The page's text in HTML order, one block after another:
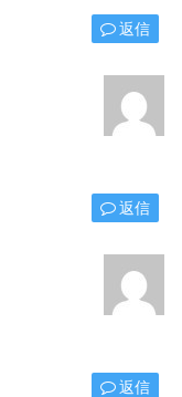
返信
返信
返信